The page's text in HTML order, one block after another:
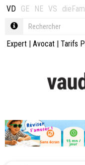
VD GE NE VS
Expert | Avocat | Tarifs